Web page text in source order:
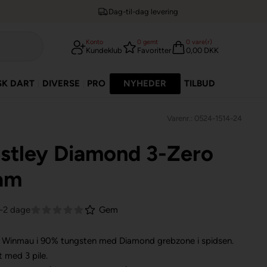
Dag-til-dag levering
Konto
Kundeklub
0 gemt
Favoritter
0 vare(r)
0,00 DKK
DART DIVERSE PRO NYHEDER TILBUD
Varenr.: 0524-1514-24
Diamond 3-Zero
2 dage Gem
i 90% tungsten med Diamond grebzone i spidsen.
3 pile.